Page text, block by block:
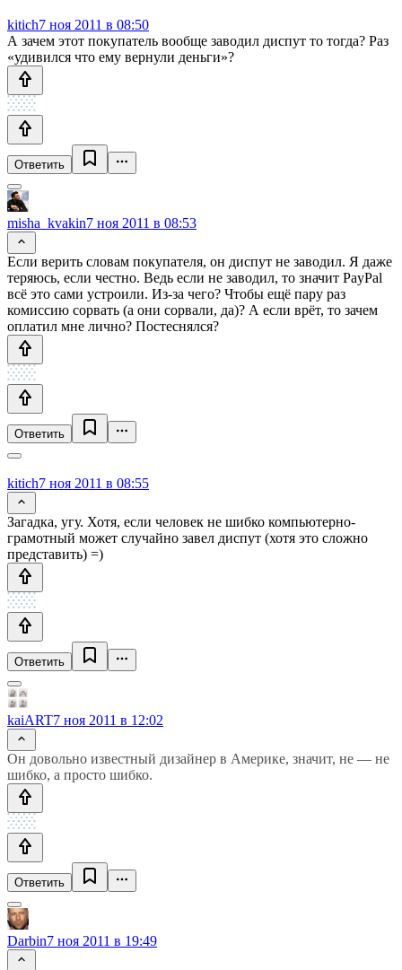
kitich7 ноя 2011 в 08:50
А зачем этот покупатель вообще заводил диспут то тогда? Раз
«удивился что ему вернули деньги»?
Ответить
misha_kvakin7 ноя 2011 в 08:53
Если верить словам покупателя, он диспут не заводил. Я даже
теряюсь, если честно. Ведь если не заводил, то значит PayPal
всё это сами устроили. Из-за чего? Чтобы ещё пару раз
комиссию сорвать (а они сорвали, да)? А если врёт, то зачем
оплатил мне лично? Постеснялся?
Ответить
kitich7 ноя 2011 в 08:55
Загадка, угу. Хотя, если человек не шибко компьютерно-
грамотный может случайно завел диспут (хотя это сложно
представить) =)
Ответить
kaiART7 ноя 2011 в 12:02
Он довольно известный дизайнер в Америке, значит, не — не
шибко, а просто шибко.
Ответить
Darbin7 ноя 2011 в 19:49